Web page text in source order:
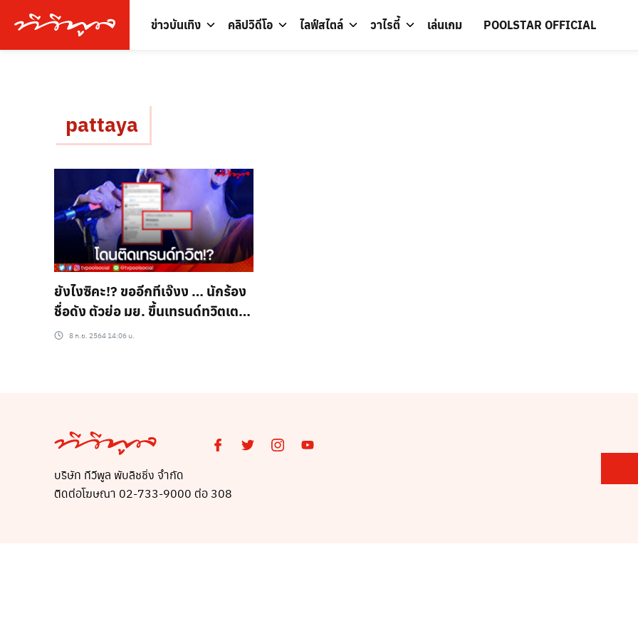
ข่าวบันเทิง คลิปวิดีโอ ไลฟ์สไตล์ วาไรตี้ เล่นเกม POOLSTAR OFFICIAL
pattaya
ยังไงซิคะ!? ขออีกทีเจ๊งง … นักร้อง
ชื่อดัง ตัวย่อ มย. ขึ้นเทรนด์ทวิตเตอร์
อันดับ 1!!
8 ก.ย. 2564 14:06 น.
บริษัท ทีวีพูล พับลิชชิ่ง จำกัด
ติดต่อโฆษณา 02-733-9000 ต่อ 308